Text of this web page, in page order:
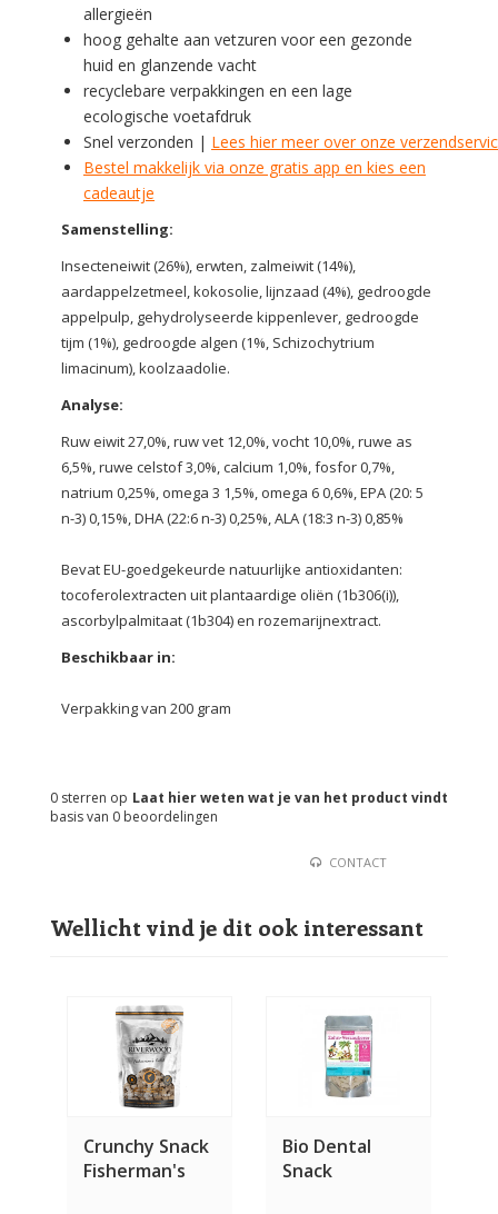
allergieën
hoog gehalte aan vetzuren voor een gezonde
huid en glanzende vacht
recyclebare verpakkingen en een lage
ecologische voetafdruk
Snel verzonden | Lees hier meer over onze
Bestel makkelijk via onze gratis app en kies een
cadeautje
Samenstelling:
Insecteneiwit (26%), erwten, zalmeiwit (14%),
aardappelzetmeel, kokosolie, lijnzaad (4%), gedroogde
appelpulp, gehydrolyseerde kippenlever, gedroogde
tijm (1%), gedroogde algen (1%, Schizochytrium
limacinum), koolzaadolie.
Analyse:
Ruw eiwit 27,0%, ruw vet 12,0%, vocht 10,0%, ruwe as
6,5%, ruwe celstof 3,0%, calcium 1,0%, fosfor 0,7%,
natrium 0,25%, omega 3 1,5%, omega 6 0,6%, EPA (20: 5
n-3) 0,15%, DHA (22:6 n-3) 0,25%, ALA (18:3 n-3) 0,85%
Bevat EU-goedgekeurde natuurlijke antioxidanten:
tocoferolextracten uit plantaardige oliën (1b306(i)),
ascorbylpalmitaat (1b304) en rozemarijnextract.
Beschikbaar in:
Verpakking van 200 gram
Laat hier weten wat je van het product vindt
0 sterren op
basis van 0 beoordelingen
CONTACT
Wellicht vind je dit ook interessant
Crunchy Snack
Fisherman's
Bio Dental
Snack